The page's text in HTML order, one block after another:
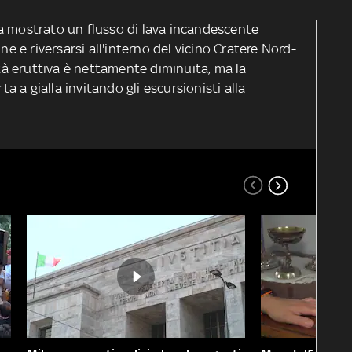
mostrato un flusso di lava incandescente
e riversarsi all'interno del vicino Cratere Nord-
eruttiva è nettamente diminuita, ma la
a gialla invitando gli escursionisti alla